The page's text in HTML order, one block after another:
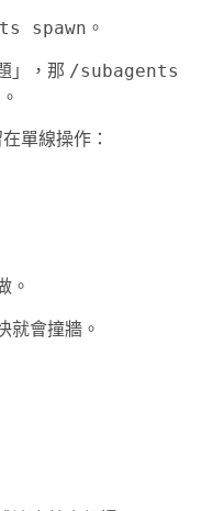
spawn 。
」，那 /subagents
單線操作：
。
就會撞牆。